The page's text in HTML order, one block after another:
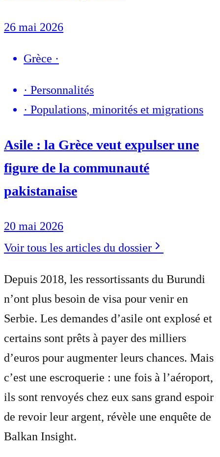
26 mai 2026
Grèce ·
· Personnalités
· Populations, minorités et migrations
Asile : la Grèce veut expulser une
figure de la communauté
pakistanaise
20 mai 2026
Voir tous les articles du dossier
Depuis 2018, les ressortissants du Burundi
n’ont plus besoin de visa pour venir en
Serbie. Les demandes d’asile ont explosé et
certains sont prêts à payer des milliers
d’euros pour augmenter leurs chances. Mais
c’est une escroquerie : une fois à l’aéroport,
ils sont renvoyés chez eux sans grand espoir
de revoir leur argent, révèle une enquête de
Balkan Insight.